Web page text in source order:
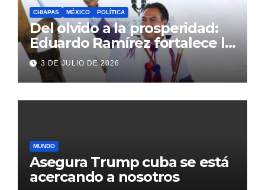
CHIAPAS MÉXICO POLÍTICA
Del olvido a la prosperidad:
Eduardo Ramírez fortalece la
transformación de Aldama
con inversión histórica
3 DE JULIO DE 2026
MUNDO
Asegura Trump cuba se está
acercando a nosotros